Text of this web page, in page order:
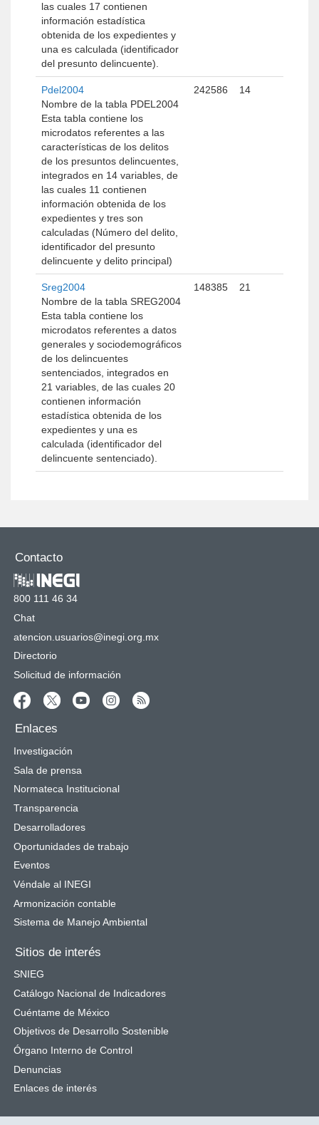
las cuales 17 contienen
información estadística
obtenida de los expedientes y
una es calculada (identificador
del presunto delincuente).
Pdel2004
Nombre de la tabla PDEL2004
Esta tabla contiene los
microdatos referentes a las
características de los delitos
de los presuntos delincuentes,
integrados en 14 variables, de
las cuales 11 contienen
información obtenida de los
expedientes y tres son
calculadas (Número del delito,
identificador del presunto
delincuente y delito principal)
242586 14
Sreg2004
Nombre de la tabla SREG2004
Esta tabla contiene los
microdatos referentes a datos
generales y sociodemográficos
de los delincuentes
sentenciados, integrados en
21 variables, de las cuales 20
contienen información
estadística obtenida de los
expedientes y una es
calculada (identificador del
delincuente sentenciado).
148385 21
Contacto
800 111 46 34
Chat
atencion.usuarios@inegi.org.mx
Directorio
Solicitud de información
Enlaces
Investigación
Sala de prensa
Normateca Institucional
Transparencia
Desarrolladores
Oportunidades de trabajo
Eventos
Véndale al INEGI
Armonización contable
Sistema de Manejo Ambiental
Sitios de interés
SNIEG
Catálogo Nacional de Indicadores
Cuéntame de México
Objetivos de Desarrollo Sostenible
Órgano Interno de Control
Denuncias
Enlaces de interés